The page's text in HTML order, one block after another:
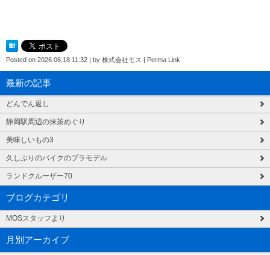
Posted on 2026.06.18 11:32 | by 株式会社モス | Perma Link
最新の記事
どんでん返し
静岡駅周辺の抹茶めぐり
美味しいもの3
久しぶりのバイクのプラモデル
ランドクルーザー70
ブログカテゴリ
MOSスタッフより
月別アーカイブ